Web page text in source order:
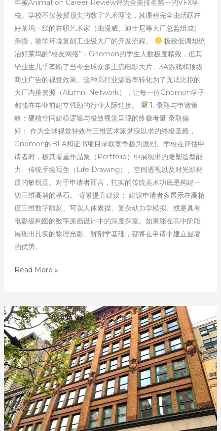
年被Animation Career Review评为全美排名第一的VFX学
校。学校不仅教授顶尖的数字艺术理论，其课程完全由活跃在
好莱坞一线的在职艺术家（由漫威、迪士尼等大厂总监组成）
亲授，教学环境复刻工业级大厂的开发流程。
极致低调却统
治好莱坞的“校友网络”：Gnomon的学生人数极度精致，但其
毕业生几乎垄断了当今全球众多主流电影大片、3A游戏和顶级
商业广告的视觉效果。这种高行业渗透率转化为了无法比拟的
大厂内推资源（Alumni Network），让每一位Gnomon学子
都能在毕业前建立强劲的行业人际链接。
1. 录取与申请策
略：硬核空间建模逻辑与极致视觉呈现的终极考量 录取偏
好： 作为全球视觉特效与三维艺术家梦寐以求的终极圣殿，
Gnomon的BFA和证书项目录取竞争极为激烈。学校在评估申
请者时，极其看重作品集（Portfolio）中展现出的雕塑造型能
力、传统手绘写生（Life Drawing）、空间透视以及对光影材
质的敏锐度。对于申请者而言，扎实的传统美术功底是构建一
切三维高墙的基石。 背景提升建议： 建议申请者多展示在高精
度三维数字雕刻、写实人体素描、复杂动力学模拟、或是具有
电影级构图的数字原画设计中的深度探索。如果能在高中阶段
展现出扎实的物理光影、解剖学基础，都将在申请中建立显著
的优势。
发
国
顶
尖
艺
术
名
校
–
第
17
Read More »